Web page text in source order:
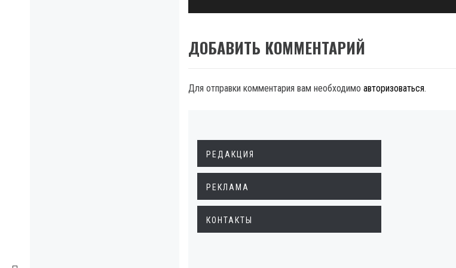
ДОБАВИТЬ КОММЕНТАРИЙ
Для отправки комментария вам необходимо авторизоваться.
РЕДАКЦИЯ
РЕКЛАМА
КОНТАКТЫ